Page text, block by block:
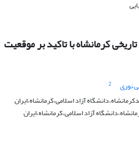
کرمانشاه با تاکید بر موقعیت
نوری
2
آزاد اسلامی،کرمانشاه،ایران
آزاد اسلامی،کرمانشاه،ایران